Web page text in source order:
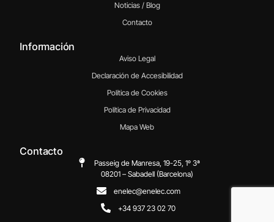
Noticias / Blog
Contacto
Información
Aviso Legal
Declaración de Accesibilidad
Política de Cookies
Política de Privacidad
Mapa Web
Contacto
Passeig de Manresa, 19-25, 1º 3ª
08201 – Sabadell (Barcelona)
enelec@enelec.com
+34 937 23 02 70